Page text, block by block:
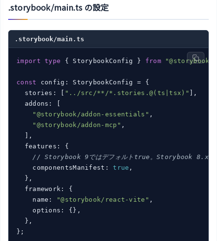
.storybook/main.ts の設定
.storybook/main.ts
import type { StorybookConfig } from
const config: StorybookConfig = {
  stories: [
"../src/**/*.stories.@(ts|tsx)"
],
  addons: [
"@storybook/addon-essentials" ,
"@storybook/addon-mcp" ,
  ],
  features: {
// Storybook 9ではデフォルトtrue。Storybook 8.xでは
    componentsManifest:
true ,
  },
  framework: {
    name:
"@storybook/react-vite" ,
    options: {},
  },
};